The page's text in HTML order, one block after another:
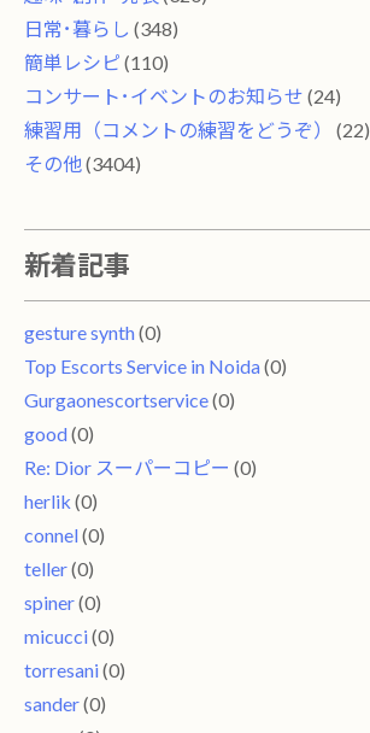
日常･暮らし (348)
簡単レシピ (110)
コンサート･イベントのお知らせ (24)
練習用（コメントの練習をどうぞ）
(22)
その他 (3404)
新着記事
gesture synth(0)
Top Escorts Service in Noida(0)
Gurgaonescortservice(0)
good(0)
Re: Dior スーパーコピー (0)
herlik (0)
connel(0)
teller(0)
spiner(0)
micucci(0)
torresani(0)
sander(0)